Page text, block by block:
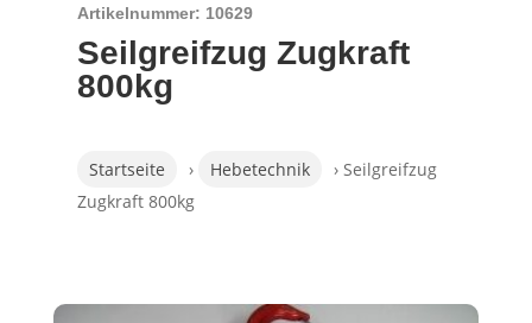
Artikelnummer: 10629
Seilgreifzug Zugkraft
800kg
Startseite › Hebetechnik
› Seilgreifzug
Zugkraft 800kg